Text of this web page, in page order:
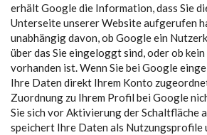
erhält Google die Information, dass Sie
Unterseite unserer Website aufgerufen
unabhängig davon, ob Google ein
über das Sie eingeloggt sind, oder ob
vorhanden ist. Wenn Sie bei Google
Ihre Daten direkt Ihrem Konto
Zuordnung zu Ihrem Profil bei Google
Sie sich vor Aktivierung der Schaltfläche
speichert Ihre Daten als Nutzungsprofile